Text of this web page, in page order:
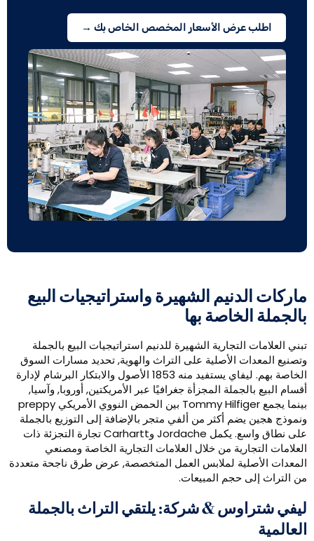
اطلب عرض الأسعار المخصص الخاص بك →
الدنيم الشهيرة واستراتيجيات البيع
الخاصة بها
العلامات التجارية الشهيرة للدنيم استراتيجيات البيع بالجملة
المعدات الأصلية على التراث والهوية, تحديد مسارات السوق
الخاصة بهم. ليفاي يستفيد منه 1853 الأصول والابتكار البرشام لإدارة
البيع بالجملة المجزأة جغرافيًا عبر الأمريكتين, أوروبا, وآسيا,
بينما يجمع Tommy Hilfiger بين الحمض النووي الأمريكي preppy
هجين يضم أكثر من ألفي متجر بالإضافة إلى التوزيع بالجملة
على نطاق واسع. يكمل Jordache وCarhartt تجارة التجزئة ذات
التجارية من خلال العلامات التجارية الخاصة ومصنعي
الأصلية لملابس العمل المتخصصة, عرض طرق ناجحة متعددة
التراث إلى حجم المبيعات.
شتراوس & شركة: يلتقي التراث بالجملة